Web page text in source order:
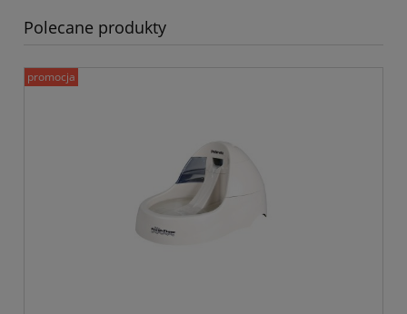
Polecane produkty
promocja